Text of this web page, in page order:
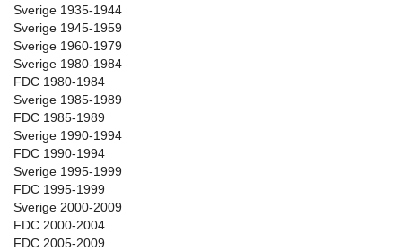
Sverige 1935-1944
Sverige 1945-1959
Sverige 1960-1979
Sverige 1980-1984
FDC 1980-1984
Sverige 1985-1989
FDC 1985-1989
Sverige 1990-1994
FDC 1990-1994
Sverige 1995-1999
FDC 1995-1999
Sverige 2000-2009
FDC 2000-2004
FDC 2005-2009